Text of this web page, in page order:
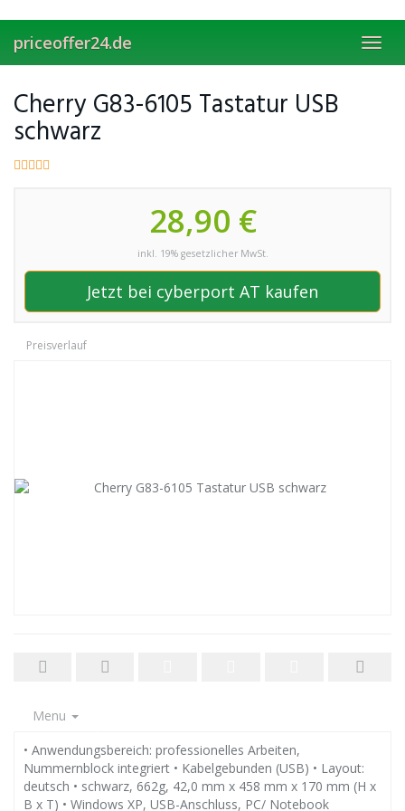
to
main
content
priceoffer24.de
Cherry G83-6105 Tastatur USB
schwarz
28,90 €
inkl. 19% gesetzlicher MwSt.
Jetzt bei cyberport AT kaufen
Preisverlauf
Menu
• Anwendungsbereich: professionelles Arbeiten,
Nummernblock integriert • Kabelgebunden (USB) • Layout:
deutsch • schwarz, 662g, 42,0 mm x 458 mm x 170 mm (H x
B x T) • Windows XP, USB-Anschluss, PC/ Notebook